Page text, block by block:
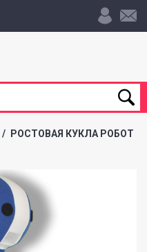
/
РОСТОВАЯ КУКЛА РОБОТ